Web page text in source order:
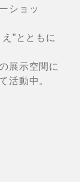
ショッ
”とともに
展示空間に
活動中。